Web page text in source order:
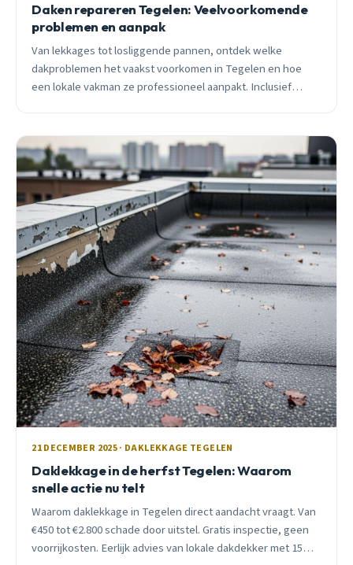
Daken repareren Tegelen: Veelvoorkomende
problemen en aanpak
Van lekkages tot losliggende pannen, ontdek welke
dakproblemen het vaakst voorkomen in Tegelen en hoe
een lokale vakman ze professioneel aanpakt. Inclusief
21 DECEMBER 2025 · DAKLEKKAGE TEGELEN
Daklekkage in de herfst Tegelen: Waarom
snelle actie nu telt
Waarom daklekkage in Tegelen direct aandacht vraagt. Van
€450 tot €2.800 schade door uitstel. Gratis inspectie, geen
voorrijkosten. Eerlijk advies van lokale dakdekker met 15